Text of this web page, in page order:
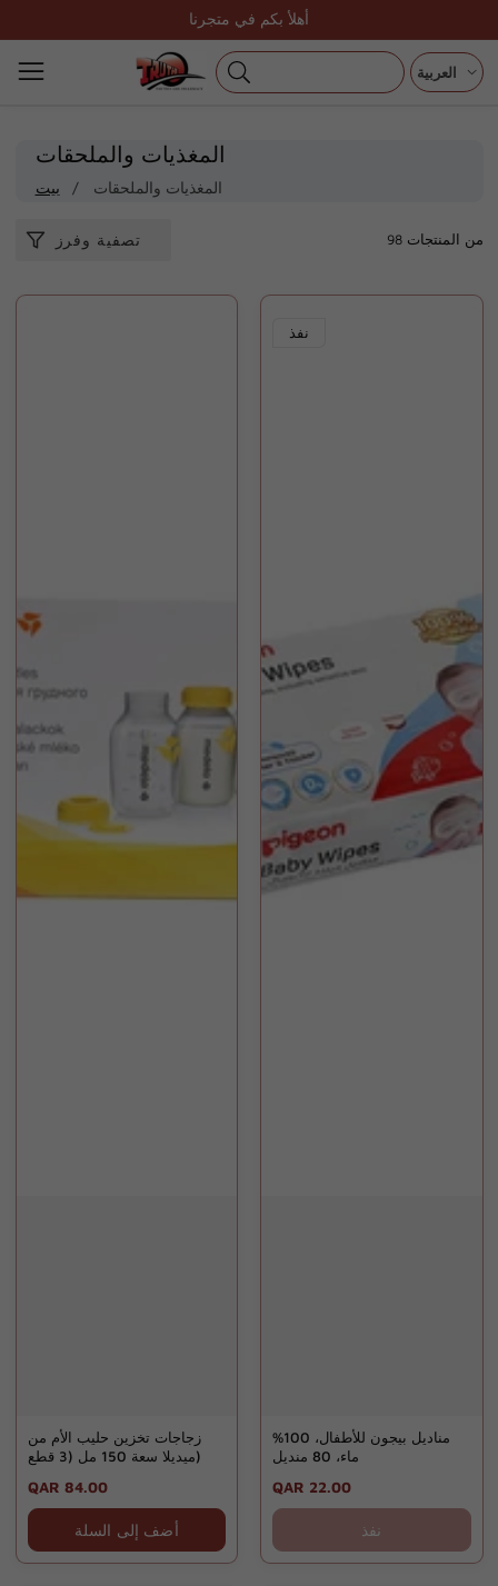
الى
المحتوى
أهلأ بكم في متجرنا
مجموعة:
المغذيات والملحقات
بيت المغذيات والملحقات
تصفية وفرز 98 من المنتجات
زجاجات تخزين حليب الأم من
ميديلا سعة 150 مل (3 قطع)
Regular
price
QAR 84.00
أضف إلى السلة
نفذ
مناديل بيجون للأطفال، 100%
ماء، 80 منديل
Regular
price
QAR 22.00
نفذ